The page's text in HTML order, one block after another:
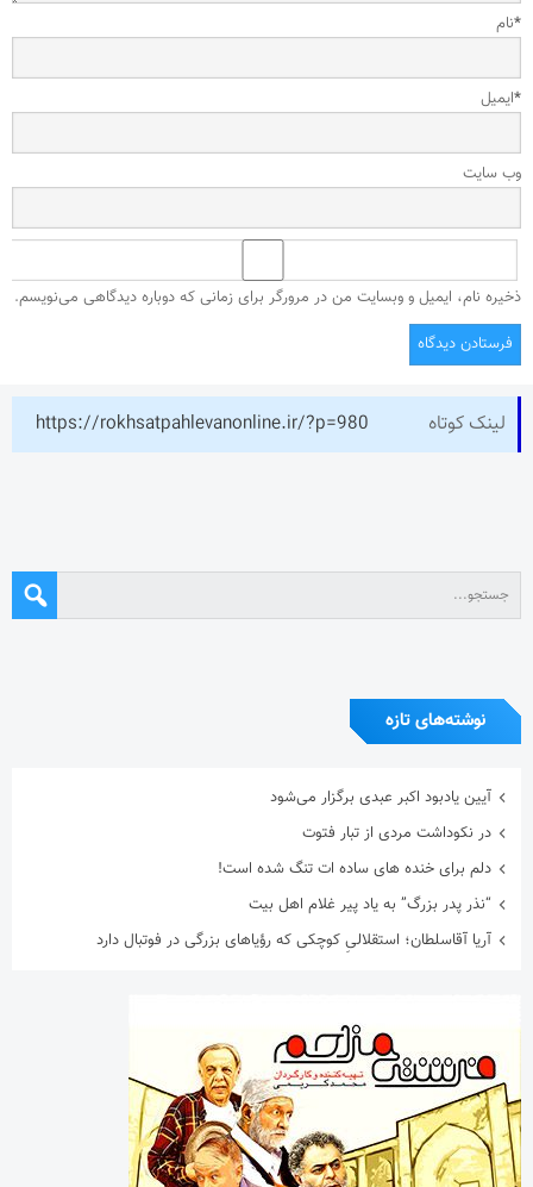
نام*
ایمیل*
وب‌ سایت
ذخیره نام، ایمیل و وبسایت من در مرورگر برای زمانی که دوباره دیدگاهی می‌نویسم.
لینک کوتاه https://rokhsatpahlevanonline.ir/?p=980
نوشته‌های تازه
آیین یادبود اکبر عبدی برگزار می‌شود
در نکوداشت مردی از تبار فتوت
دلم برای خنده های ساده ات تنگ شده است!
“نذر پدر بزرگ” به یاد پیر غلام اهل بیت
آریا آقاسلطان؛ استقلالیِ کوچکی که رؤیاهای بزرگی در فوتبال دارد